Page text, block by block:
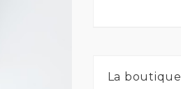
La boutique